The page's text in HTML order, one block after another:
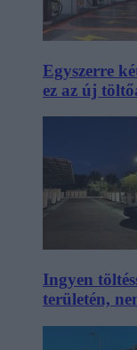
Egyszerre
ez az új
Ingyen
területén,